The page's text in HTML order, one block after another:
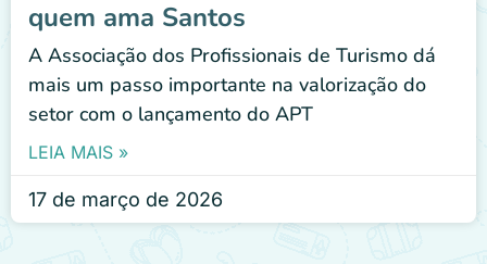
quem ama Santos
A Associação dos Profissionais de Turismo dá
mais um passo importante na valorização do
setor com o lançamento do APT
LEIA MAIS »
17 de março de 2026